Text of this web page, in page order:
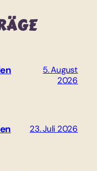
5. August
2026
23. Juli 2026